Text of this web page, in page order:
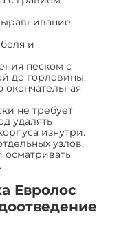
и
песком с
до горловины.
окончательная
не требует
удалять
изнутри.
узлов,
осматривать
Евролос